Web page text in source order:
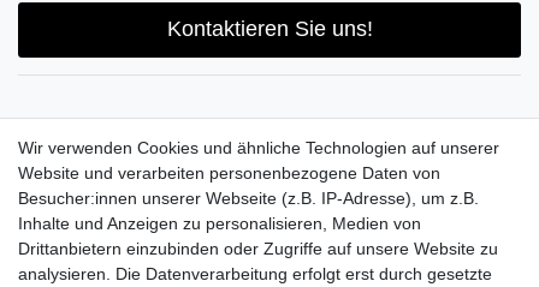
Kontaktieren Sie uns!
Daten­schutz­erklärung AGB Kontakt
Wir verwenden Cookies und ähnliche Technologien auf unserer
Website und verarbeiten personenbezogene Daten von
Besucher:innen unserer Webseite (z.B. IP-Adresse), um z.B.
Inhalte und Anzeigen zu personalisieren, Medien von
Drittanbietern einzubinden oder Zugriffe auf unsere Website zu
analysieren. Die Datenverarbeitung erfolgt erst durch gesetzte